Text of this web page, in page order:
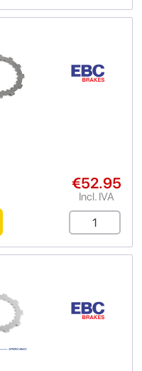
€52.95
Incl. IVA